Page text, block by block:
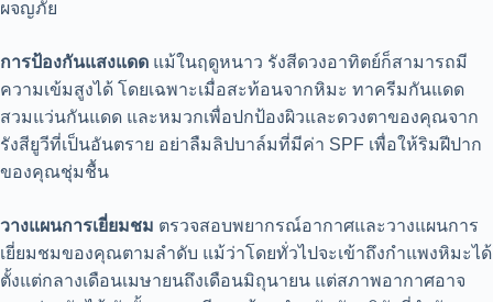
ผจญภัย
การป้องกันแสงแดด แม้ในฤดูหนาว รังสีดวงอาทิตย์ก็สามารถมี
ความเข้มสูงได้ โดยเฉพาะเมื่อสะท้อนจากหิมะ ทาครีมกันแดด
สวมแว่นกันแดด และหมวกเพื่อปกป้องผิวและดวงตาของคุณจาก
รังสียูวีที่เป็นอันตราย อย่าลืมลิปบาล์มที่มีค่า SPF เพื่อให้ริมฝีปาก
ของคุณชุ่มชื้น
วางแผนการเยี่ยมชม ตรวจสอบพยากรณ์อากาศและวางแผนการ
เยี่ยมชมของคุณตามลำดับ แม้ว่าโดยทั่วไปจะเข้าถึงกำแพงหิมะได้
ตั้งแต่กลางเดือนเมษายนถึงเดือนมิถุนายน แต่สภาพอากาศอาจ